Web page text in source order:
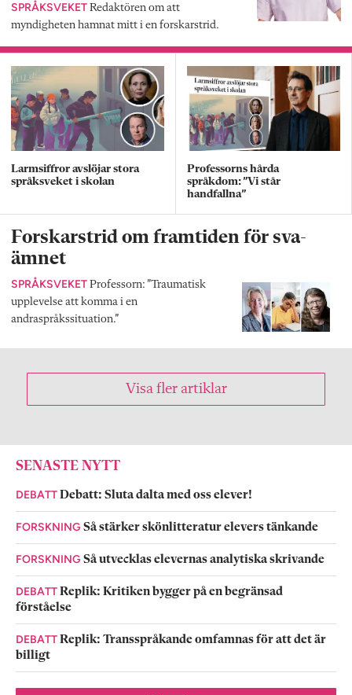
SPRÅKSVEKET Redaktören om att
myndigheten hamnat mitt i en forskarstrid.
Larmsiffror avslöjar stora
språksveket i skolan
Professorns hårda
språkdom: ”Vi står
handfallna”
Forskarstrid om framtiden för sva-
ämnet
SPRÅKSVEKET Professorn: ”Traumatisk
upplevelse att komma i en
andraspråkssituation.”
Visa fler artiklar
SENASTE NYTT
DEBATTDebatt: Sluta dalta med oss elever!
FORSKNING Så stärker skönlitteratur elevers tänkande
FORSKNING Så utvecklas elevernas analytiska skrivande
DEBATTReplik: Kritiken bygger på en begränsad
förståelse
DEBATTReplik: Transspråkande omfamnas för att det är
billigt